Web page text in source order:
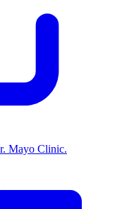
Mayo Clinic.